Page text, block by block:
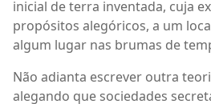
inicial de terra inventada, cuja
propósitos alegóricos, a um
algum lugar nas brumas de
Não adianta escrever outra
alegando que sociedades